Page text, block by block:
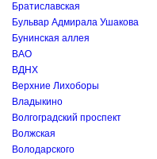
Братиславская
Бульвар Адмирала Ушакова
Бунинская аллея
ВАО
ВДНХ
Верхние Лихоборы
Владыкино
Волгоградский проспект
Волжская
Володарского